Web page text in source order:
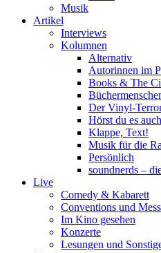
Musik
Artikel
Interviews
Kolumnen
Alternativ
Autorinnen im
Books & The
Der Vinyl-
Hörst du es
Klappe, Text!
Musik für die
Persönlich
soundnerds –
Live
Comedy & Kabarett
Conventions und
Im Kino gesehen
Konzerte
Lesungen und